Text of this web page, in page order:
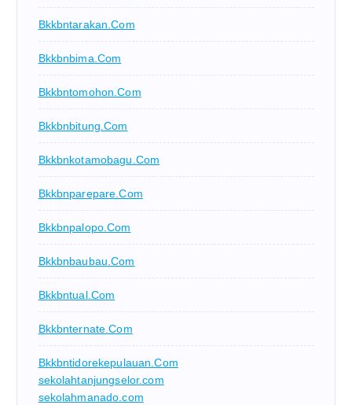
Bkkbntarakan.com
Bkkbnbima.com
Bkkbntomohon.com
Bkkbnbitung.com
Bkkbnkotamobagu.com
Bkkbnparepare.com
Bkkbnpalopo.com
Bkkbnbaubau.com
Bkkbntual.com
Bkkbnternate.com
Bkkbntidorekepulauan.com
sekolahtanjungselor.com
sekolahmanado.com